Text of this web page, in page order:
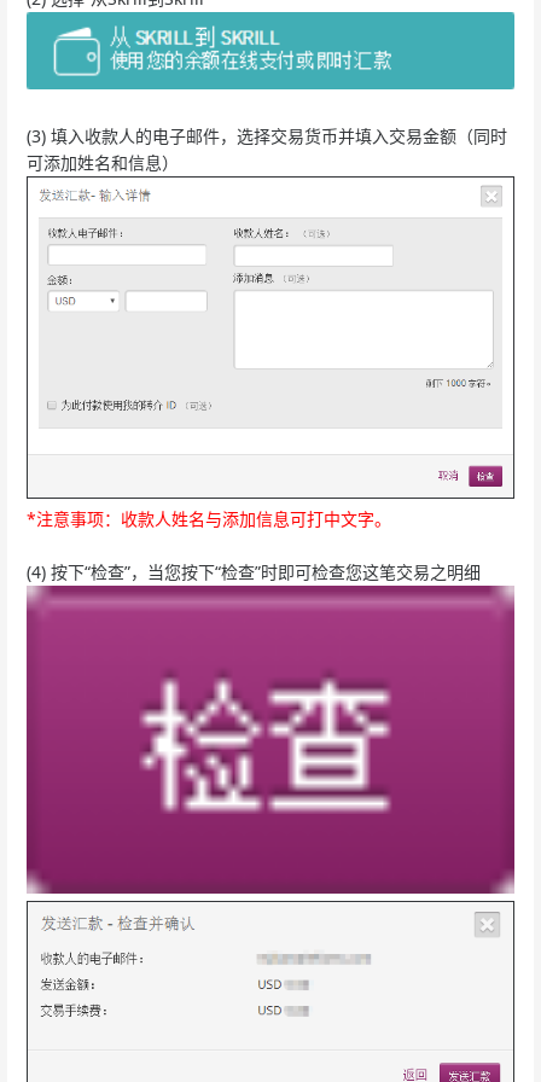
(3) 填入收款人的电子邮件，选择交易货币并填入交易金额（同时
可添加姓名和信息）
*注意事项：收款人姓名与添加信息可打中文字。
(4) 按下“检查”，当您按下“检查”时即可检查您这笔交易之明细